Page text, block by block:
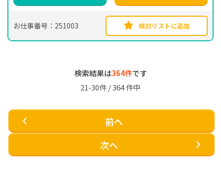
お仕事番号：251003 検討リストに追加
検索結果は364件です
21-30件 / 364 件中
前へ
次へ